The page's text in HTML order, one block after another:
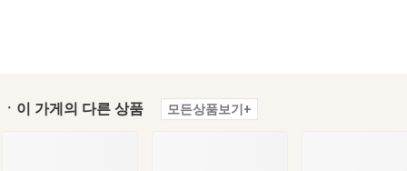
ㆍ이 가게의 다른 상품 모든상품보기+